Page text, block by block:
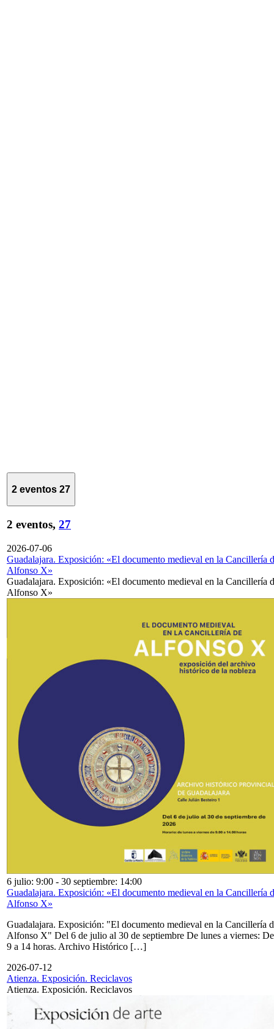
2 eventos 27
2 eventos, 27
2026-07-06
Guadalajara. Exposición: «El documento medieval en la Cancillería
Alfonso X»
Guadalajara. Exposición: «El documento medieval en la Cancillería
Alfonso X»
6 julio: 9:00 - 30 septiembre: 14:00
Guadalajara. Exposición: «El documento medieval en la Cancillería
Alfonso X»
Guadalajara. Exposición: "El documento medieval en la Cancillería
Alfonso X" Del 6 de julio al 30 de septiembre De lunes a viernes: De
9 a 14 horas. Archivo Histórico […]
2026-07-12
Atienza. Exposición. Reciclavos
Atienza. Exposición. Reciclavos